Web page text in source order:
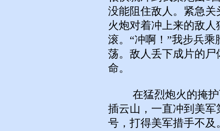
没能阻住敌人。紧急
火炮对着冲上来的敌
滚。“冲啊！”我步兵
荡。敌人丢下成片的
命。
在猛烈炮火的掩护
插云山，一直冲到美
号，打得美军措手不